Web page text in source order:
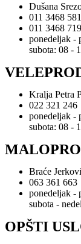
Dušana
011 3468 581
011 3468 719
ponedeljak -
subota: 08 -
Kralja Petra
022 321 246
ponedeljak -
subota: 08 -
Braće
063 361 663
ponedeljak -
subota -
OPŠTI